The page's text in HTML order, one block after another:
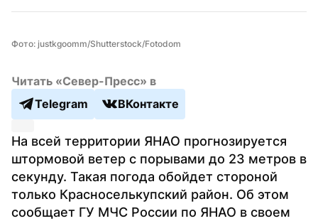
Фото: justkgoomm/Shutterstock/Fotodom
Читать «Север-Пресс» в
Telegram
ВКонтакте
На всей территории ЯНАО прогнозируется
штормовой ветер с порывами до 23 метров в
секунду. Такая погода обойдет стороной
только Красноселькупский район. Об этом
сообщает ГУ МЧС России по ЯНАО в своем